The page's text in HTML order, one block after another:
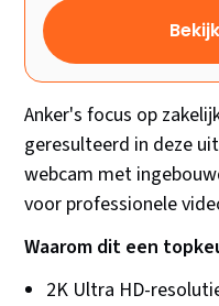
Anker's focus op
geresulteerd in deze
webcam met
voor professionele
Waarom dit een
2K Ultra HD-